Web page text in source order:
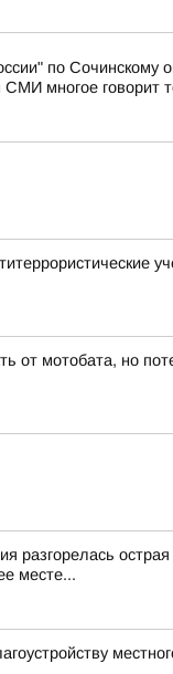
по Сочинскому
многое говорит
от мотобата, но
разгорелась
месте...